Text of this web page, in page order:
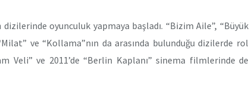
oyunculuk yapmaya başladı. “Bizim Aile”, “Büyük
ve “Kollama”nın da arasında bulunduğu dizilerde rol
Veli” ve 2011’de “Berlin Kaplanı” sinema filmlerinde de